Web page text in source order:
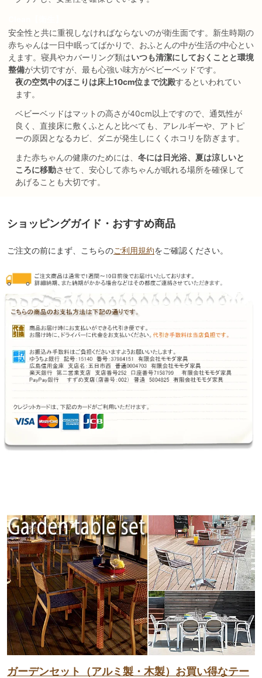
安全性と共に重視しなければならないのが衛生面です。新生時期の
赤ちゃんは一日中眠ってばかりで、おふとんの中が生活の中心とい
えます。寝具やカバーリング類はいつも清潔にしておくことと環境
整備が大切ですが、最も心強い味方がベビーベッドです。
夜の空気中のほこりは床上10cm位まで沈殿するといわれてい
ます。
ベビーベッドはマットの高さが40cm以上ですので、通気性が
良く、直接床に敷くふとんと比べても、アレルギーや、アトピ
ーの原因となるカビ、ダニが発生しにくくホコリを防ぎます。
また赤ちゃんの健康のためには、 冬には日光浴、夏は涼しいと
ころに移動させて、安心して赤ちゃんが眠れる場所を確保して
あげることも大切です。
ショッピングガイド・おすすめ商品
ご注文の前にまず、こちらのご利用規約をご確認ください。
ガーデンセット（アルミ製・木製）お買い得なテー